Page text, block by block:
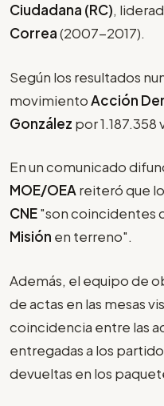
Ciudadana (RC),
Correa(2007-2017).
Según los resultados
movimientoAcción
González por 1.187.358
En un comunicado
MOE/OEA reiteró que
CNE"son coincidentes
Misión en terreno".
Además, el equipo de
de actas en las mesas
coincidencia entre las
entregadas a los
devueltas en los